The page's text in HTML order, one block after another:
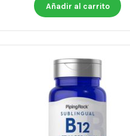
Añadir al carrito